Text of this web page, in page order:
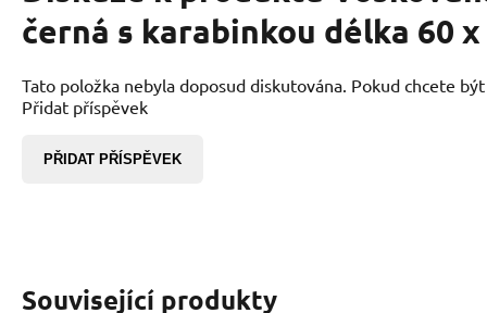
černá s karabinkou délka 60 x
Tato položka nebyla doposud diskutována. Pokud chcete
Přidat příspěvek
PŘIDAT PŘÍSPĚVEK
Související produkty